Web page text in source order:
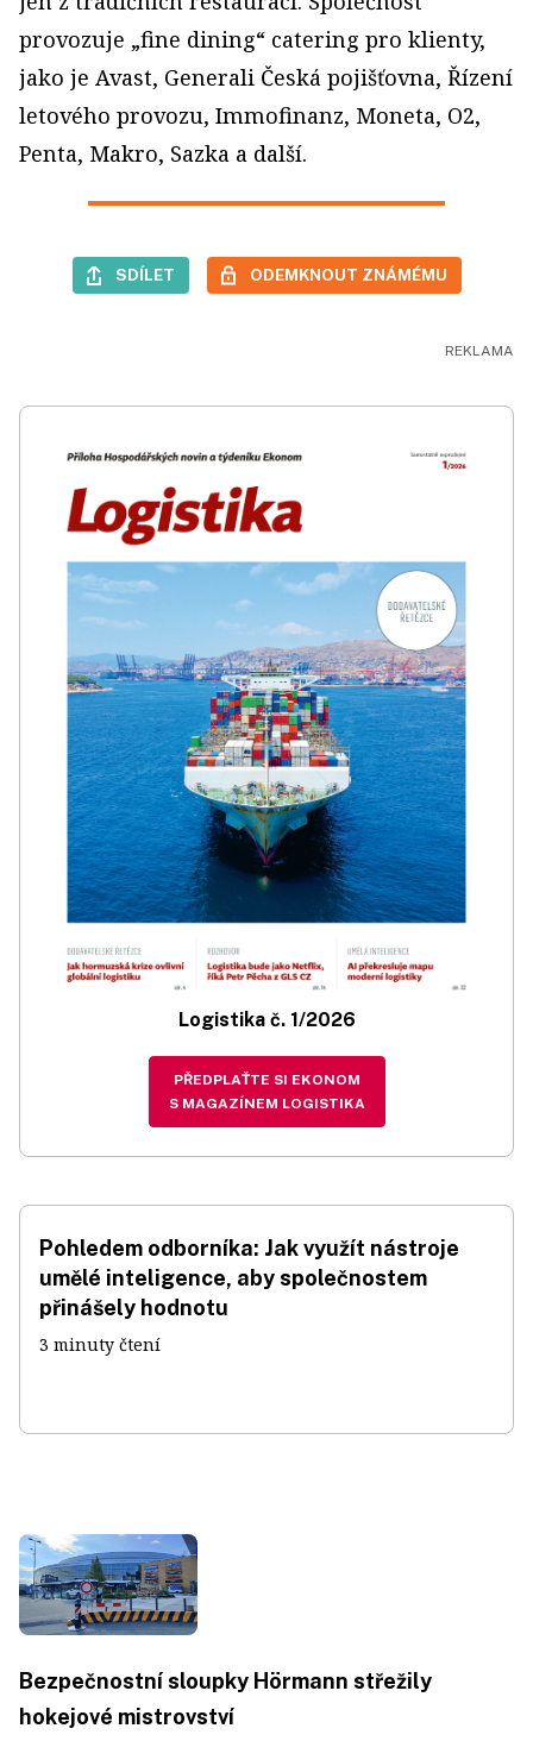
provozuje „fine dining“ catering pro klienty,
jako je Avast, Generali Česká pojišťovna, Řízení
letového provozu, Immofinanz, Moneta, O2,
Penta, Makro, Sazka a další.
SDÍLET ODEMKNOUT ZNÁMÉMU
Logistika č. 1/2026
PŘEDPLAŤTE SI EKONOM
S MAGAZÍNEM LOGISTIKA
Pohledem odborníka: Jak využít nástroje
umělé inteligence, aby společnostem
přinášely hodnotu
3 minuty čtení
Bezpečnostní sloupky Hörmann střežily
hokejové mistrovství